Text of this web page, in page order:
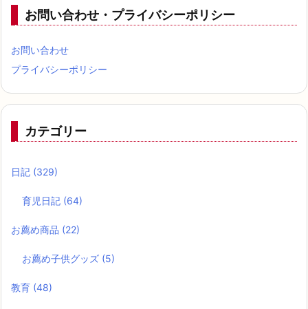
お問い合わせ・プライバシーポリシー
お問い合わせ
プライバシーポリシー
カテゴリー
日記 (329)
育児日記 (64)
お薦め商品 (22)
お薦め子供グッズ (5)
教育 (48)